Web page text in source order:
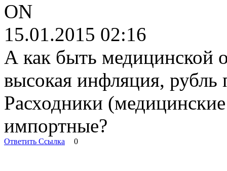
ON
15.01.2015 02:16
А как быть медицинской
высокая инфляция, рубль
Расходники
импортные?
Ответить Ссылка 0